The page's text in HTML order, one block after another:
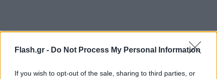
Flash.gr - Do Not Process My Personal Information
If you wish to opt-out of the sale, sharing to third parties, or